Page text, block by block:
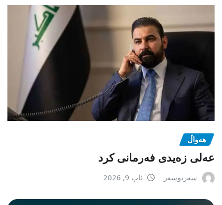
هەواڵ
عەلی زەیدی فەرمانی کرد
سەرنوسەر ئاب 9, 2026